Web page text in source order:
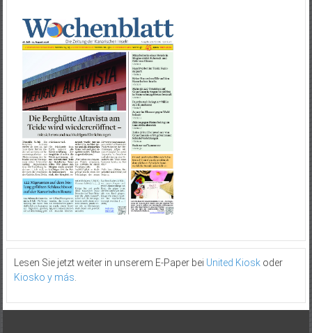
Lesen Sie jetzt weiter in unserem E-Paper bei United Kioskoder
Kiosko y más.